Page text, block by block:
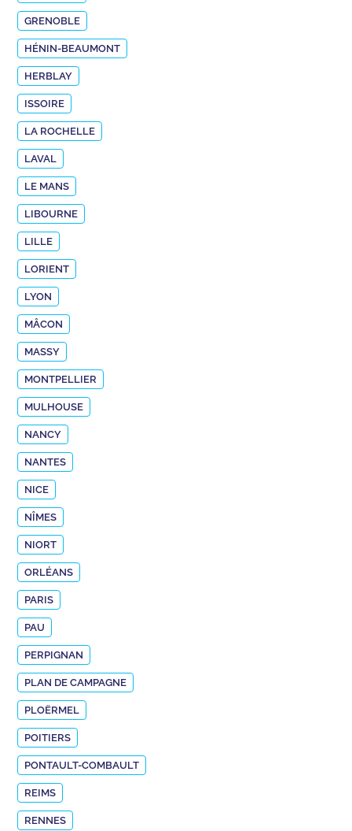
GRENOBLE
HÉNIN-BEAUMONT
HERBLAY
ISSOIRE
LA ROCHELLE
LAVAL
LE MANS
LIBOURNE
LILLE
LORIENT
LYON
MÂCON
MASSY
MONTPELLIER
MULHOUSE
NANCY
NANTES
NICE
NÎMES
NIORT
ORLÉANS
PARIS
PAU
PERPIGNAN
PLAN DE CAMPAGNE
PLOËRMEL
POITIERS
PONTAULT-COMBAULT
REIMS
RENNES